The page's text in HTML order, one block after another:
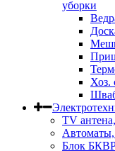
уборки
Хоз.
TV
Блок